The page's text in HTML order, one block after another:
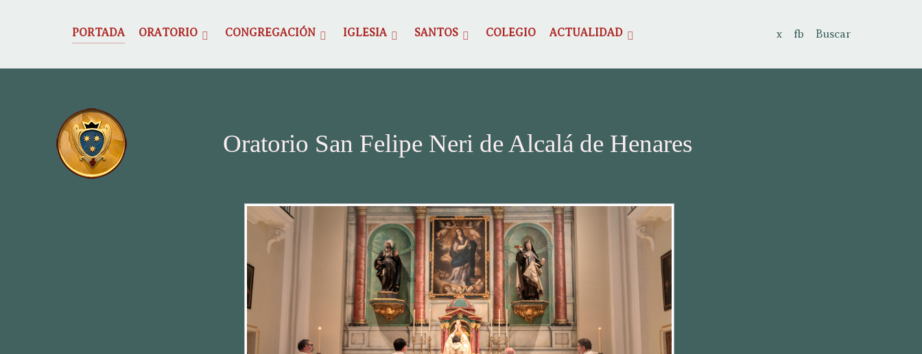
PORTADA ORATORIO CONGREGACIÓN IGLESIA SANTOS COLEGIO ACTUALIDAD x fb Buscar
Oratorio San Felipe Neri de Alcalá de Henares